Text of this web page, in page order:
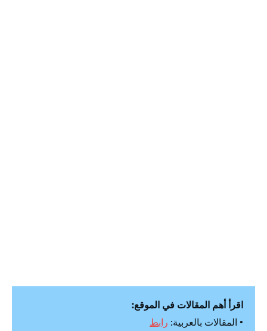
اقرأ أهم المقالات في الموقع:
• المقالات بالعربية: رابط